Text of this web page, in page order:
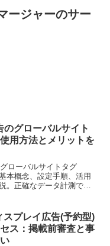
ージャーのサー
グローバルサイト
用方法とメリットを
ローバルサイトタグ
本概念、設定手順、活用
。正確なデータ計測で効
プレイ広告(予約型)
ス：掲載前審査と事